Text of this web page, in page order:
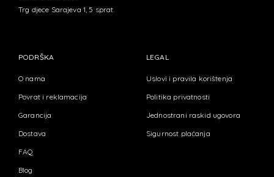
Trg djece Sarajeva 1, 5 sprat.
PODRŠKA
O nama
Povrat i reklamacija
Garancija
Dostava
FAQ
Blog
LEGAL
Uslovi i pravila korištenja
Politika privatnosti
Jednostrani raskid ugovora
Sigurnost plaćanja